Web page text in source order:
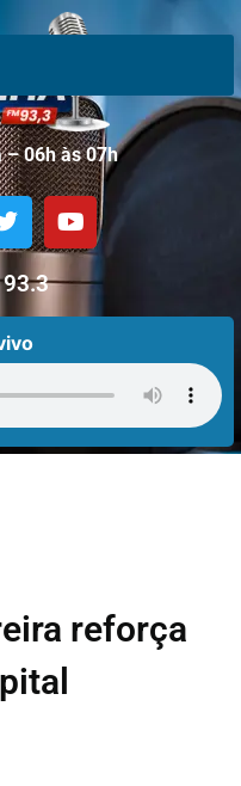
– 06h às 07h
reforça